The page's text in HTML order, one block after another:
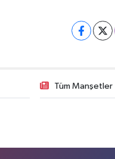
Tüm Manşetler